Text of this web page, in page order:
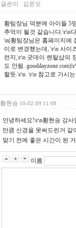
글쓴이 : 김준모
황팀장님 덕분에 아이들 5
추억이 될것 같습니다.\r\n
\n(황팀장님은 홈페이지에
이로 변경했는데, \r\n 사이
런지,\r\n 굿데이 렌탈샵의
도 안됨.
할듯.\r\n \r\n 참고로 가시
황현승 10-02-09 11:08
안녕하세요!\r\n황현승 강
만큼 신경을 못써드린거 같
맞기 전에 좋은 시간이 된
이름